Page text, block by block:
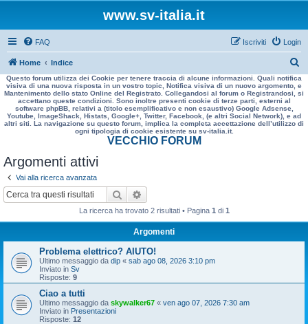
www.sv-italia.it
FAQ Login
Iscriviti
Home Indice
e
r
a
Questo forum utilizza dei Cookie per tenere traccia di alcune informazioni. Quali notifica
visiva di una nuova risposta in un vostro topic, Notifica visiva di un nuovo argomento, e
Mantenimento dello stato Online del Registrato. Collegandosi al forum o Registrandosi, si
accettano queste condizioni. Sono inoltre presenti cookie di terze parti, esterni al
software phpBB, relativi a (titolo esemplificativo e non esaustivo) Google Adsense,
Youtube, ImageShack, Histats, Google+, Twitter, Facebook, (e altri Social Network), e ad
altri siti. La navigazione su questo forum, implica la completa accettazione dell’utilizzo di
ogni tipologia di cookie esistente su sv-italia.it.
VECCHIO FORUM
Argomenti attivi
Vai alla ricerca avanzata
Cerca
La ricerca ha trovato 2 risultati • Pagina 1 di 1
Argomenti
Problema elettrico? AIUTO!
Ultimo messaggio da dip « sab ago 08, 2026 3:10 pm
Inviato in Sv
Risposte: 9
Ciao a tutti
Ultimo messaggio da skywalker67 « ven ago 07, 2026 7:30 am
Inviato in Presentazioni
Risposte: 12